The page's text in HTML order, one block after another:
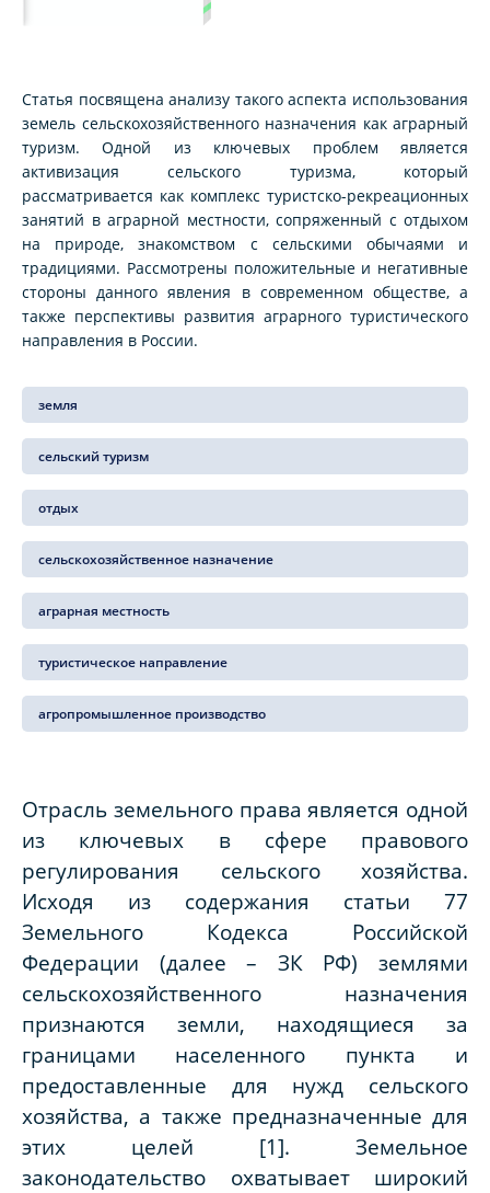
Статья посвящена анализу такого аспекта использования
земель сельскохозяйственного назначения как аграрный
туризм. Одной из ключевых проблем является
активизация сельского туризма, который
рассматривается как комплекс туристско-рекреационных
занятий в аграрной местности, сопряженный с отдыхом
на природе, знакомством с сельскими обычаями и
традициями. Рассмотрены положительные и негативные
стороны данного явления в современном обществе, а
также перспективы развития аграрного туристического
направления в России.
земля
сельский туризм
отдых
сельскохозяйственное назначение
аграрная местность
туристическое направление
агропромышленное производство
Отрасль земельного права является одной
из ключевых в сфере правового
регулирования сельского хозяйства.
Исходя из содержания статьи 77
Земельного Кодекса Российской
Федерации (далее – ЗК РФ) землями
сельскохозяйственного назначения
признаются земли, находящиеся за
границами населенного пункта и
предоставленные для нужд сельского
хозяйства, а также предназначенные для
этих целей
[1]. Земельное
законодательство охватывает широкий